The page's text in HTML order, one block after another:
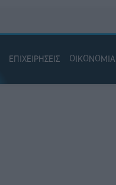
ΕΠΙΧΕΙΡΗΣΕΙΣ ΟΙΚΟΝΟΜΙΑ